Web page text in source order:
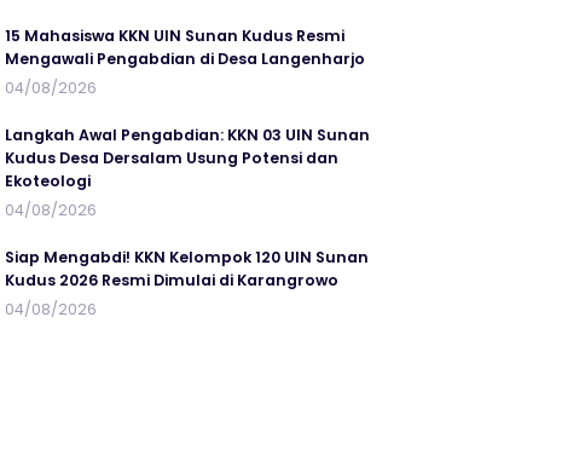
15 Mahasiswa KKN UIN Sunan Kudus Resmi
Mengawali Pengabdian di Desa Langenharjo
04/08/2026
Langkah Awal Pengabdian: KKN 03 UIN Sunan
Kudus Desa Dersalam Usung Potensi dan
Ekoteologi
04/08/2026
Siap Mengabdi! KKN Kelompok 120 UIN Sunan
Kudus 2026 Resmi Dimulai di Karangrowo
04/08/2026